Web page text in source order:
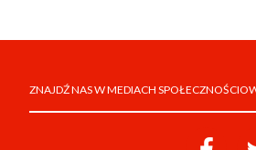
ZNAJDŹ NAS W MEDIACH